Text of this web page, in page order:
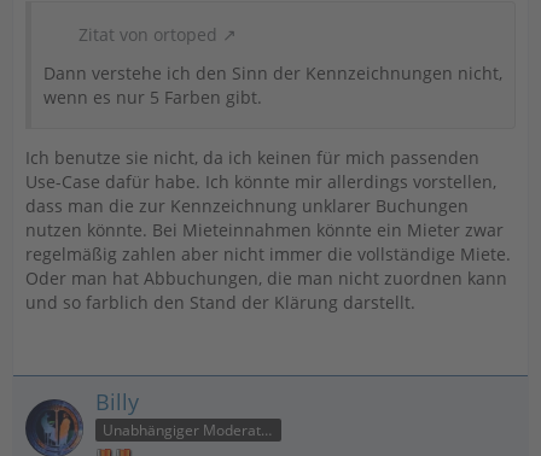
Zitat von ortoped
Dann verstehe ich den Sinn der Kennzeichnungen nicht,
wenn es nur 5 Farben gibt.
Ich benutze sie nicht, da ich keinen für mich passenden
Use-Case dafür habe. Ich könnte mir allerdings vorstellen,
dass man die zur Kennzeichnung unklarer Buchungen
nutzen könnte. Bei Mieteinnahmen könnte ein Mieter zwar
regelmäßig zahlen aber nicht immer die vollständige Miete.
Oder man hat Abbuchungen, die man nicht zuordnen kann
und so farblich den Stand der Klärung darstellt.
Billy
Unabhängiger Moderator